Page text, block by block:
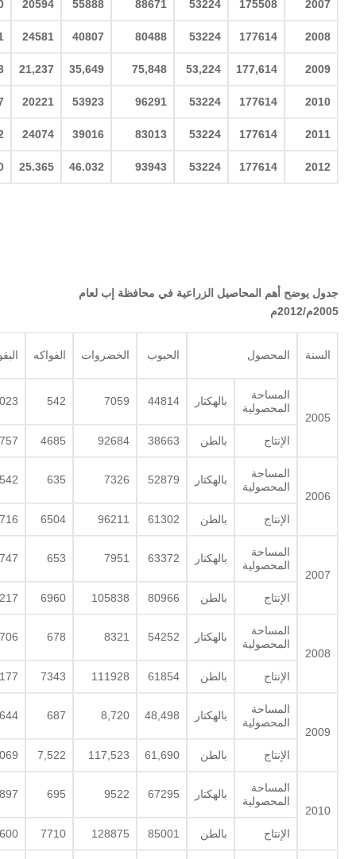
2007
175508
53224
88671
55888
20594
2008
177614
53224
80488
40807
24581
2009
177,614
53,224
75,848
35,649
21,237
2010
177614
53224
96291
53923
20221
2011
177614
53224
83013
39016
24074
2012
177614
53224
93943
46.032
25.365
جدول يوضح أهم المحاصيل الزراعية في محافظة إب لعام
2005م/2012م
السنة المحصول الحبوب الخضروات الفواكه
2005
المساحة
المحصولية
بالهكتار 44814
7059
542
الإنتاج بالطن 38663
92684
4685
2006
المساحة
المحصولية
بالهكتار 52879
7326
635
الإنتاج بالطن 61302
96211
6504
2007
المساحة
المحصولية
بالهكتار 63372
7951
653
الإنتاج بالطن 80966
105838
6960
2008
المساحة
المحصولية
بالهكتار 54252
8321
678
الإنتاج بالطن 61854
111928
7343
2009
المساحة
المحصولية
بالهكتار 48,498
8,720
687
الإنتاج بالطن 61,690
117,523
7,522
2010
المساحة
المحصولية
بالهكتار 67295
9522
695
الإنتاج بالطن 85001
128875
7710